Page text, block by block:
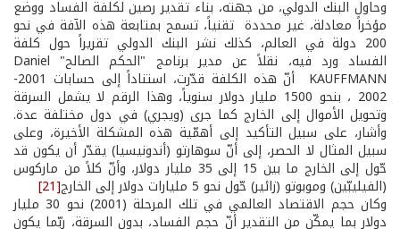
وحاول البنك الدولي، من جهته، بناء تقدير رصين لكلفة الفساد ووضع
مؤخراً معادلة، غير محددة تقنياً، تسمح بمتابعة هذه الآفة في نحو
200 دولة في العالم، كذلك نشر البنك الدولي تقريراً حول كلفة
الفساد ورد فيه، نقلاً عن مدير برنامج "الحكم الصالح" Daniel
KAUFFMANN أنّ هذه الكلفة قدّرت، استناداً إلى حسابات 2001­
2002 ، بنحو 1500 مليار دولار سنوياً، وهذا الرقم لا يشمل السرقة
وتحويل الأموال إلى الخارج كما جرى (ويجري) في دول مختلفة عدة.
وأشار، على سبيل التأكيد إلى أهمّية هذه المشكلة الأخيرة، وعلى
سبيل المثال لا الحصر، إلى أنّ سوهارتو (أندونيسيا) يقدّر أن يكون قد
حّول إلى الخارج ما بين 15 إلى 35 مليار دولار، وأنّ كلاً من ماركوس
(الفيليبّين) وموبوتو (زائير) حّول نحو 5 مليارات دولار إلى الخارج [21]
وكان حجم الاقتصاد العالمي في تلك المرحلة (2001) نحو 30 مليار
دولار بما يمكّن من التقدير أنّ حجم الفساد، بدون السرقة، ربّما يكون